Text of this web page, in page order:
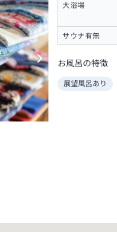
大浴場
サウナ有無
お風呂の特徴
展望風呂あり